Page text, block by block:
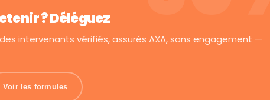
? Déléguez
intervenants vérifiés, assurés AXA, sans engagement —
Voir les formules